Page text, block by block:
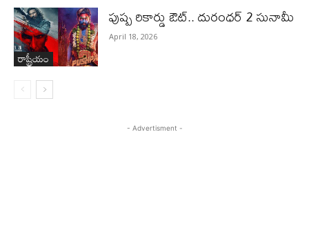
రాష్ట్రీయం
పుష్ప రికార్డు ఔట్‌.. దురంధ‌ర్ 2 సునామీ
April 18, 2026
- Advertisment -